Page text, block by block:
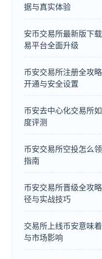
据与真实体验
安币交易所最新版下
易平台全面升级
币安交易所注册全攻
开通与安全设置
币安去中心化交易所
度评测
币安交易所空投怎么
指南
币安交易所晋级全攻
径与实战技巧
交易所上线币安意味
与市场影响